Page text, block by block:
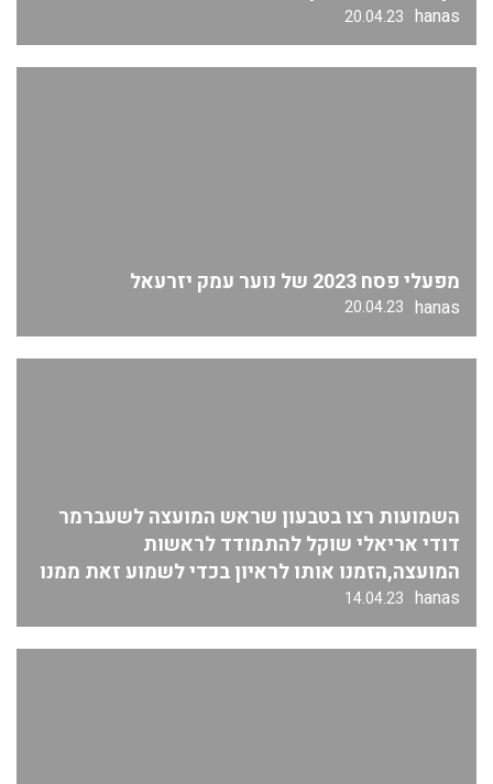
hanas
20.04.23
מפעלי פסח 2023 של נוער עמק יזרעאל
hanas
20.04.23
השמועות רצו בטבעון שראש המועצה לשעברמר
דודי אריאלי שוקל להתמודד לראשות
המועצה,הזמנו אותו לראיון בכדי לשמוע זאת ממנו
hanas
14.04.23